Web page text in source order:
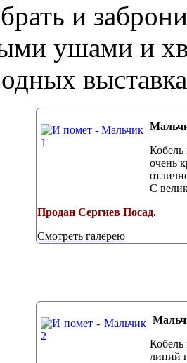
и
ушами и
Кобель
очень
С
Продан Сергиев Посад.
Смотреть галерею
Кобель
линий